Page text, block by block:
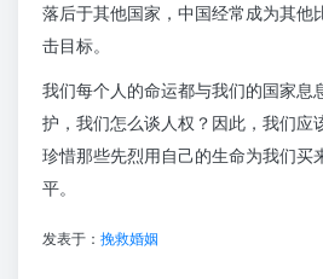
落后于其他国家，中国经常成为其他
击目标。
我们每个人的命运都与我们的国家息
护，我们怎么谈人权？因此，我们应
珍惜那些先烈用自己的生命为我们买
平。
发表于： 挽救婚姻